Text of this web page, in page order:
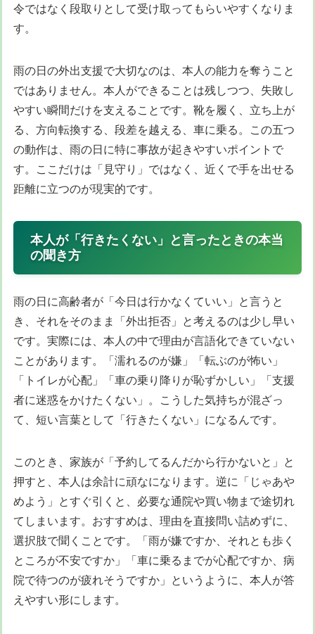
令ではなく段取りとして受け取ってもらいやすくなりま
す。
雨の日の外出支援で大切なのは、本人の能力を奪うこと
ではありません。本人ができることは残しつつ、失敗し
やすい瞬間だけを支えることです。靴を履く、立ち上が
る、方向転換する、段差を越える、車に乗る。この五つ
の動作は、雨の日に特に事故が起きやすいポイントで
す。ここだけは「見守り」ではなく、近くで手を出せる
距離に立つのが現実的です。
本人が「行きたくない」と言ったときの本当
の聞き方
雨の日に高齢者が「今日は行かなくていい」と言うと
き、それをそのまま「外出拒否」と考えるのは少し早い
です。実際には、本人の中で理由が言語化できていない
ことがあります。「濡れるのが嫌」「転ぶのが怖い」
「トイレが心配」「車の乗り降りが恥ずかしい」「支援
者に迷惑をかけたくない」。こうした気持ちが混ざっ
て、短い言葉として「行きたくない」になるんです。
このとき、家族が「予約してるんだから行かないと」と
押すと、本人は余計に頑なになります。逆に「じゃあや
めよう」とすぐ引くと、必要な通院や買い物まで途切れ
てしまいます。おすすめは、理由を直接問い詰めずに、
選択肢で聞くことです。「雨が嫌ですか、それとも歩く
ところが不安ですか」「車に乗るまでが心配ですか、病
院で待つのが疲れそうですか」というように、本人が答
えやすい形にします。